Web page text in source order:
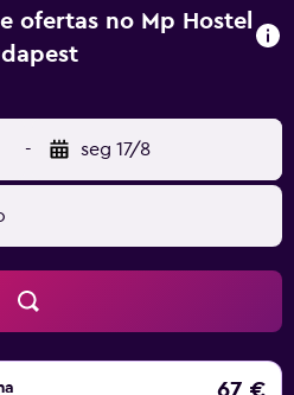
ofertas no Mp Hostel
- seg 17/8
67 €